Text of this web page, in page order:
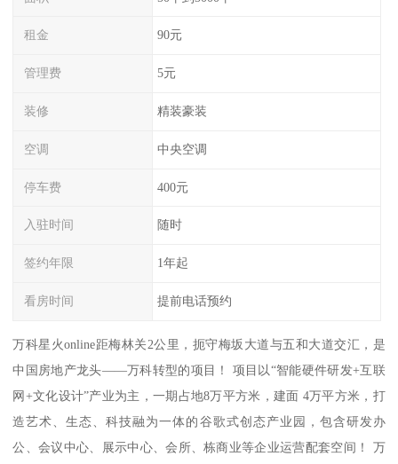
租金 90元
管理费 5元
装修 精装豪装
空调 中央空调
停车费 400元
入驻时间 随时
签约年限 1年起
看房时间 提前电话预约
万科星火online距梅林关2公里，扼守梅坂大道与五和大道交汇，是
中国房地产龙头——万科转型的项目！ 项目以“智能硬件研发+互联
网+文化设计”产业为主，一期占地8万平方米，建面 4万平方米，打
造艺术、生态、科技融为一体的谷歌式创态产业园，包含研发办
公、会议中心、展示中心、会所、栋商业等企业运营配套空间！ 万